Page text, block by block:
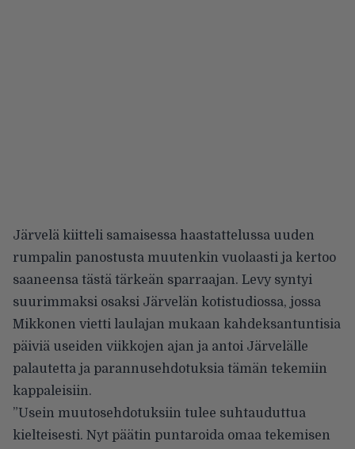
Järvelä kiitteli samaisessa haastattelussa uuden
rumpalin panostusta muutenkin vuolaasti ja kertoo
saaneensa tästä tärkeän sparraajan. Levy syntyi
suurimmaksi osaksi Järvelän kotistudiossa, jossa
Mikkonen vietti laulajan mukaan kahdeksantuntisia
päiviä useiden viikkojen ajan ja antoi Järvelälle
palautetta ja parannusehdotuksia tämän tekemiin
kappaleisiin.
”Usein muutosehdotuksiin tulee suhtauduttua
kielteisesti. Nyt päätin puntaroida omaa tekemisen